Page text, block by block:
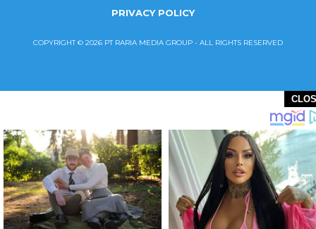
PRIVACY POLICY
COPYRIGHT © 2026 PT RARIA MEDIA GROUP - ALL RIGHTS RESERVED